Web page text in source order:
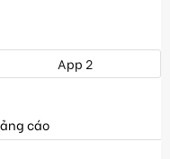
App 2
cáo